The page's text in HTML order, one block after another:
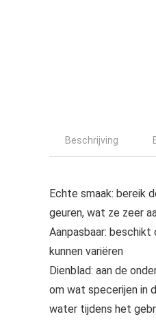
Beschrijving
Echte smaak: bereik
geuren, wat ze zeer
Aanpasbaar:
kunnen variëren
Dienblad: aan de
om wat specerijen in
water tijdens het